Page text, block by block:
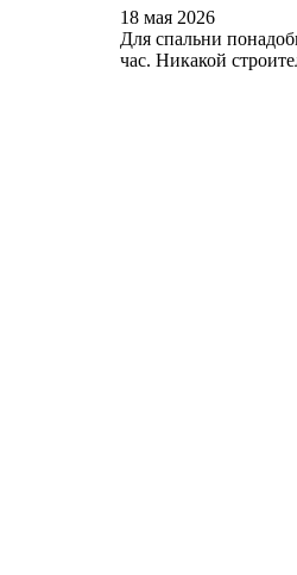
18 мая 2026
Для спальни
час. Никакой